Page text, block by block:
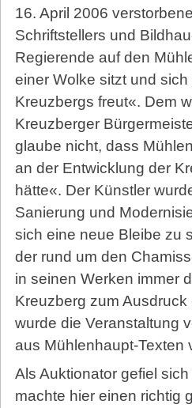
16. April 2006
Schriftstellers und
Regierende auf den
einer Wolke sitzt und
Kreuzbergs freut«. Dem
Kreuzberger
glaube nicht, dass
an der Entwicklung der
hätte«. Der Künstler
Sanierung und
sich eine neue Bleibe zu
der rund um den
in seinen Werken immer
Kreuzberg zum
wurde die Veranstaltung
aus Mühlenhaupt-Texten
Als Auktionator gefiel
machte hier einen richtig